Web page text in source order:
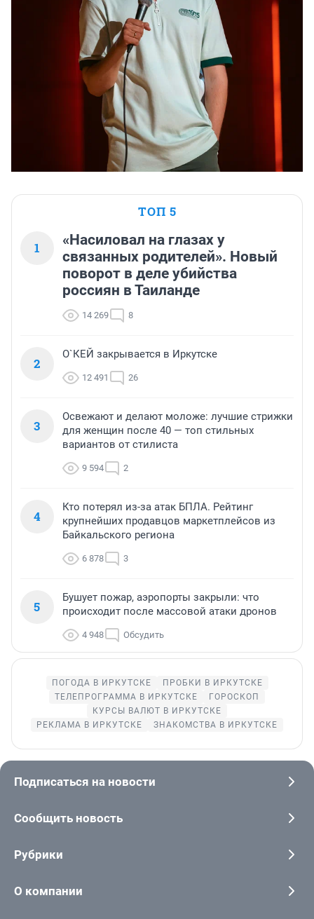
ТОП 5
1
«Насиловал на глазах у
связанных родителей». Новый
поворот в деле убийства
россиян в Таиланде
14 269 8
2
О`КЕЙ закрывается в Иркутске
12 491 26
3
Освежают и делают моложе: лучшие стрижки
для женщин после 40 — топ стильных
вариантов от стилиста
9 594 2
4
Кто потерял из-за атак БПЛА. Рейтинг
крупнейших продавцов маркетплейсов из
Байкальского региона
6 878 3
5
Бушует пожар, аэропорты закрыли: что
происходит после массовой атаки дронов
4 948 Обсудить
ПОГОДА В ИРКУТСКЕ
ПРОБКИ В ИРКУТСКЕ
ТЕЛЕПРОГРАММА В ИРКУТСКЕ
ГОРОСКОП
КУРСЫ ВАЛЮТ В ИРКУТСКЕ
РЕКЛАМА В ИРКУТСКЕ
ЗНАКОМСТВА В ИРКУТСКЕ
Подписаться на новости
Сообщить новость
Рубрики
О компании